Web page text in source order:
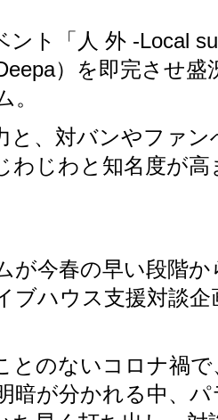
ント「人 外 -Local
）を即完させ盛
。
と、対バンやファン
わじわと知名度が
が今春の早い段階
ブハウス支援対談企
とのないコロナ禍
暗が分かれる中、